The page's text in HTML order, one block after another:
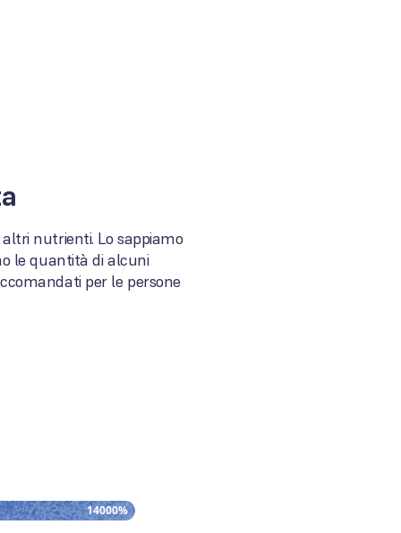
nutrienti. Lo sappiamo
le quantità di alcuni
per le persone
14000%